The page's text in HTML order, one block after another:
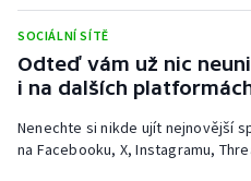
SOCIÁLNÍ SÍTĚ
Odteď vám už nic
i na dalších
Nenechte si nikde ujít nejnovější
na Facebooku, X, Instagramu,